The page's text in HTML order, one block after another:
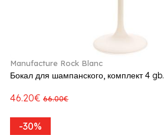
Manufacture Rock Blanc
Бокал для шампанского, комплект 4 gb.
46.20€ 66.00€
-30%